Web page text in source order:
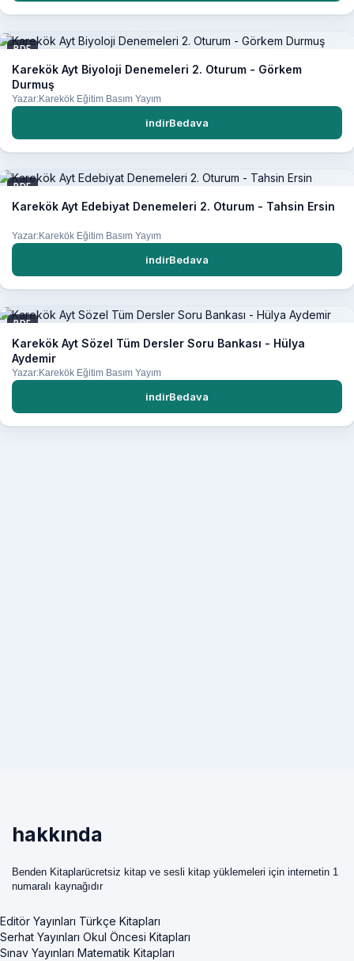
PDF
Karekök Ayt Biyoloji Denemeleri 2. Oturum - Görkem
Durmuş
Yazar:Karekök Eğitim Basım Yayım
indirBedava
PDF
Karekök Ayt Edebiyat Denemeleri 2. Oturum - Tahsin Ersin
Yazar:Karekök Eğitim Basım Yayım
indirBedava
PDF
Karekök Ayt Sözel Tüm Dersler Soru Bankası - Hülya
Aydemir
Yazar:Karekök Eğitim Basım Yayım
indirBedava
hakkında
Benden Kitaplarücretsiz kitap ve sesli kitap yüklemeleri için internetin 1
numaralı kaynağıdır
Editör Yayınları Türkçe Kitapları
Serhat Yayınları Okul Öncesi Kitapları
Sınav Yayınları Matematik Kitapları